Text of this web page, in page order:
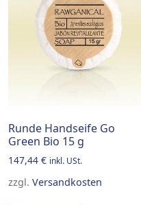
Runde Handseife Go
Green Bio 15 g
147,44 € inkl. USt.
zzgl. Versandkosten